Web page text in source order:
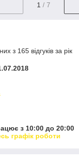
1 / 7
з 165 відгуків за рік
з 10:00 до 20:00
графік роботи